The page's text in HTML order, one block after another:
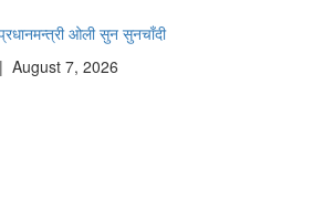
ओलीसुन सुनचाँदी
| August 7, 2026